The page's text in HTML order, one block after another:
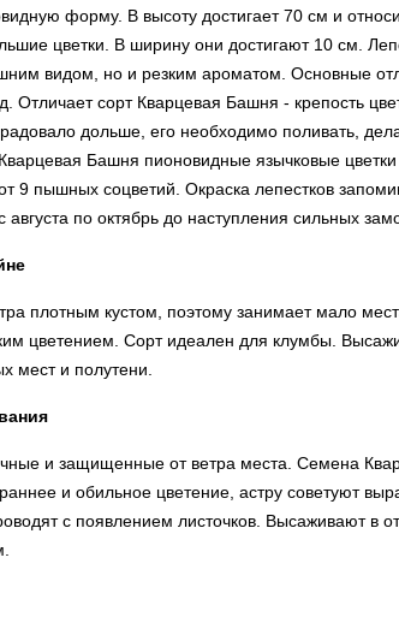
форму. В высоту достигает 70 см и
цветки. В ширину они достигают 10 см.
видом, но и резким ароматом. Основные
Отличает сорт Кварцевая Башня - крепость
дольше, его необходимо поливать,
Башня пионовидные язычковые
9 пышных соцветий. Окраска лепестков
августа по октябрь до наступления сильных
плотным кустом, поэтому занимает мало
цветением. Сорт идеален для клумбы.
мест и полутени.
и защищенные от ветра места. Семена
и обильное цветение, астру советуют
с появлением листочков. Высаживают в